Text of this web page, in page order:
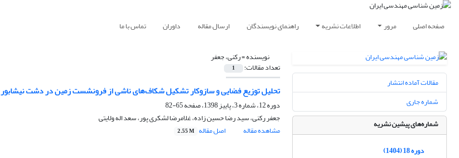
صفحه اصلی مرور اطلاعات نشریه راهنمای نویسندگان ارسال مقاله داوران تماس با ما
نویسنده =رکنی، جعفر
تعداد مقالات: 1
تحلیل توزیع فضایی و سازوکار تشکیل شکاف‌های ناشی از فرونشست زمین در دشت نیشابور
دوره 12، شماره 3، پاییز 1398، صفحه
65-82
جعفر رکنی، سید رضا حسین زاده، غلامرضا لشکری پور، سعد اله ولایتی
مشاهده مقاله
اصل مقاله 2.55 M
مقالات آماده انتشار
شماره جاری
شماره‌های پیشین نشریه
دوره 18 (1404)